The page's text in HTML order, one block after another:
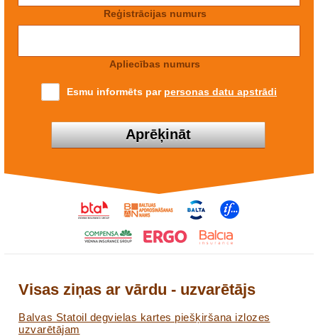
Reģistrācijas numurs
Apliecības numurs
Esmu informēts par personas datu apstrādi
Aprēķināt
Visas ziņas ar vārdu - uzvarētājs
Balvas Statoil degvielas kartes piešķiršana izlozes
uzvarētājam